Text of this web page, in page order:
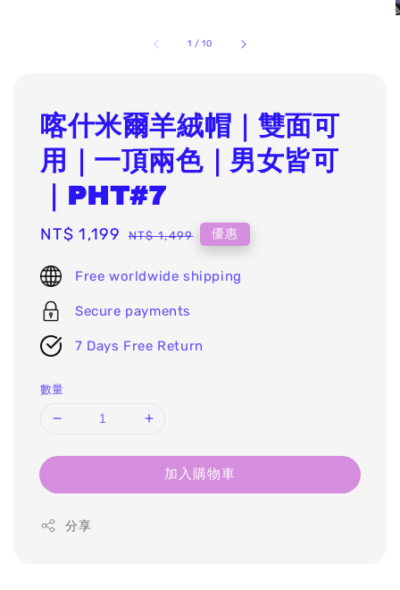
1 /10
喀什米爾羊絨帽｜雙面可
用｜一頂兩色｜男女皆可
｜PHT#7
Sale
NT$ 1,199 Regular
NT$ 1,499 優惠
Free worldwide shipping
Secure payments
7 Days Free Return
數量
加入購物車
分享